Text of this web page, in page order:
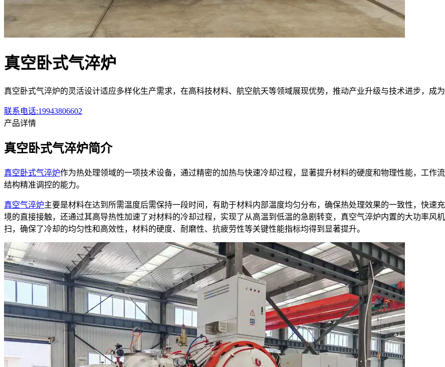
真空卧式气淬炉
真空卧式气淬炉的灵活设计适应多样化生产需求，在高科技材料、航空航天等领域展现优势，推动产业升级与技术进步，成
联系电话:19943806602
产品详情
真空卧式气淬炉简介
真空卧式气淬炉作为热处理领域的一项技术设备，通过精密的加热与快速冷却过程，显著提升材料的硬度和物理性能，工作
结构精准调控的能力。
真空气淬炉主要是材料在达到所需温度后需保持一段时间，有助于材料内部温度均匀分布，确保热处理效果的一致性，快速
境的直接接触，还通过其高导热性加速了对材料的冷却过程，实现了从高温到低温的急剧转变，真空气淬炉内置的大功率风
扫，确保了冷却的均匀性和高效性，材料的硬度、耐磨性、抗疲劳性等关键性能指标均得到显著提升。